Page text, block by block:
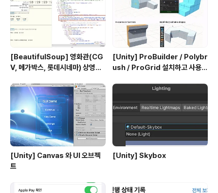
[BeautifulSoup] 영화관(CG
V, 메가박스, 롯데시네마) 상영시
[Unity] ProBuilder / Polybr
ush / ProGrid 설치하고 사용하
[Unity] Canvas 와 UI 오브젝
트
[Unity] Skybox